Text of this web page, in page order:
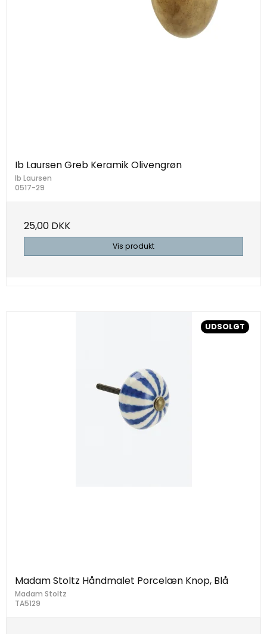
Ib Laursen Greb Keramik Olivengrøn
Ib Laursen
0517-29
25,00 DKK
Vis produkt
UDSOLGT
Madam Stoltz Håndmalet Porcelæn Knop, Blå
Madam Stoltz
TA5129